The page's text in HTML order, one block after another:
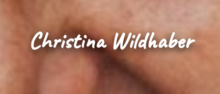
Christina Wildhaber